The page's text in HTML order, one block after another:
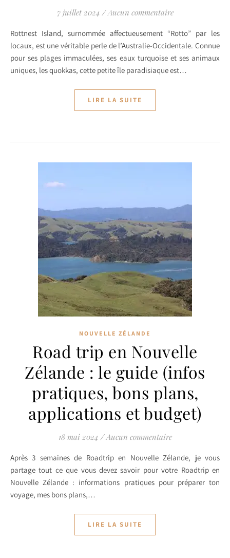
7 juillet 2024 / Aucun commentaire
Rottnest Island, surnommée affectueusement “Rotto” par les
locaux, est une véritable perle de l’Australie-Occidentale. Connue
pour ses plages immaculées, ses eaux turquoise et ses animaux
uniques, les quokkas, cette petite île paradisiaque est…
LIRE LA SUITE
NOUVELLE ZÉLANDE
Road trip en Nouvelle
Zélande : le guide (infos
pratiques, bons plans,
applications et budget)
18 mai 2024 / Aucun commentaire
Après 3 semaines de Roadtrip en Nouvelle Zélande, je vous
partage tout ce que vous devez savoir pour votre Roadtrip en
Nouvelle Zélande : informations pratiques pour préparer ton
voyage, mes bons plans,…
LIRE LA SUITE